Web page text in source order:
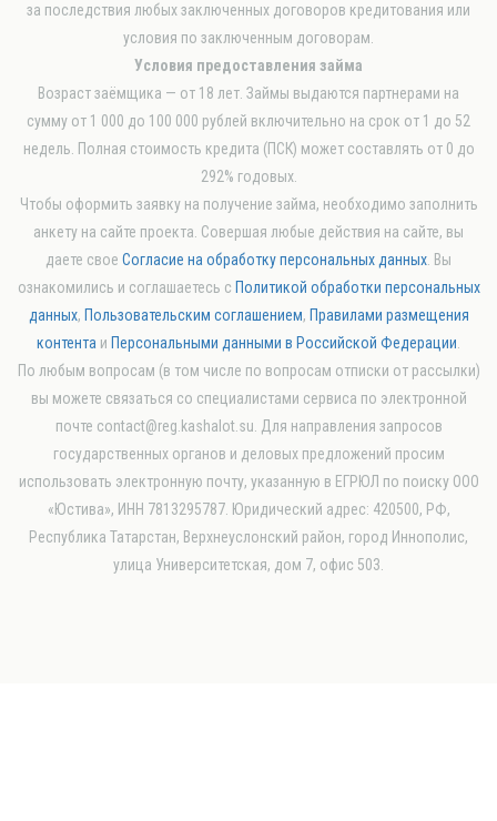
за последствия любых заключенных договоров кредитования или
условия по заключенным договорам.
Условия предоставления займа
Возраст заёмщика — от 18 лет. Займы выдаются партнерами на
сумму от 1 000 до 100 000 рублей включительно на срок от 1 до 52
недель. Полная стоимость кредита (ПСК) может составлять от 0 до
292% годовых.
Чтобы оформить заявку на получение займа, необходимо заполнить
анкету на сайте проекта. Совершая любые действия на сайте, вы
даете свое Согласие на обработку персональных данных . Вы
ознакомились и соглашаетесь с Политикой обработки персональных
данных, Пользовательским соглашением, Правилами размещения
контента и Персональными данными в Российской Федерации
По любым вопросам (в том числе по вопросам отписки от рассылки)
вы можете связаться со специалистами сервиса по электронной
почте contact@reg.kashalot.su. Для направления запросов
государственных органов и деловых предложений просим
использовать электронную почту, указанную в ЕГРЮЛ по поиску ООО
«Юстива», ИНН 7813295787. Юридический адрес: 420500, РФ,
Республика Татарстан, Верхнеуслонский район, город Иннополис,
улица Университетская, дом 7, офис 503.